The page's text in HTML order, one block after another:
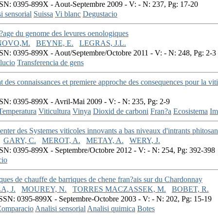
0395-899X - Aout-Septembre 2009 - V: - N: 237, Pg: 17-20
sensorial Suissa Vi blanc Degustacio
du genome des levures oenologiques
BEYNE, E.
LEGRAS, J.L.
0395-899X - Aout/Septembre/Octobre 2011 - V: - N: 248, Pg: 2-3
Transferencia de gens
connaissances et premiere approche des consequences pour la
0395-899X - Avril-Mai 2009 - V: - N: 235, Pg: 2-9
Viticultura Vinya Dioxid de carboni Fran?a Ecosistema
des Systemes viticoles innovants a bas niveaux d'intrants
GARY, C.
MEROT, A. METAY, A.
WERY, J.
0395-899X - Septembre/Octobre 2012 - V: - N: 254, Pg: 392-398
de chauffe de barriques de chene fran?ais sur du Chardonnay
J.
MOUREY, N. TORRES MACZASSEK, M.
BOBET, R.
0395-899X - Septembre-Octobre 2003 - V: - N: 202, Pg: 15-19
Analisi sensorialAnalisi quimica Botes